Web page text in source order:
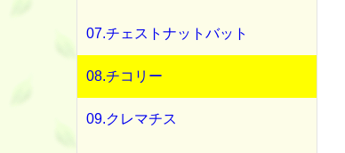
07.チェストナットバット
08.チコリー
09.クレマチス